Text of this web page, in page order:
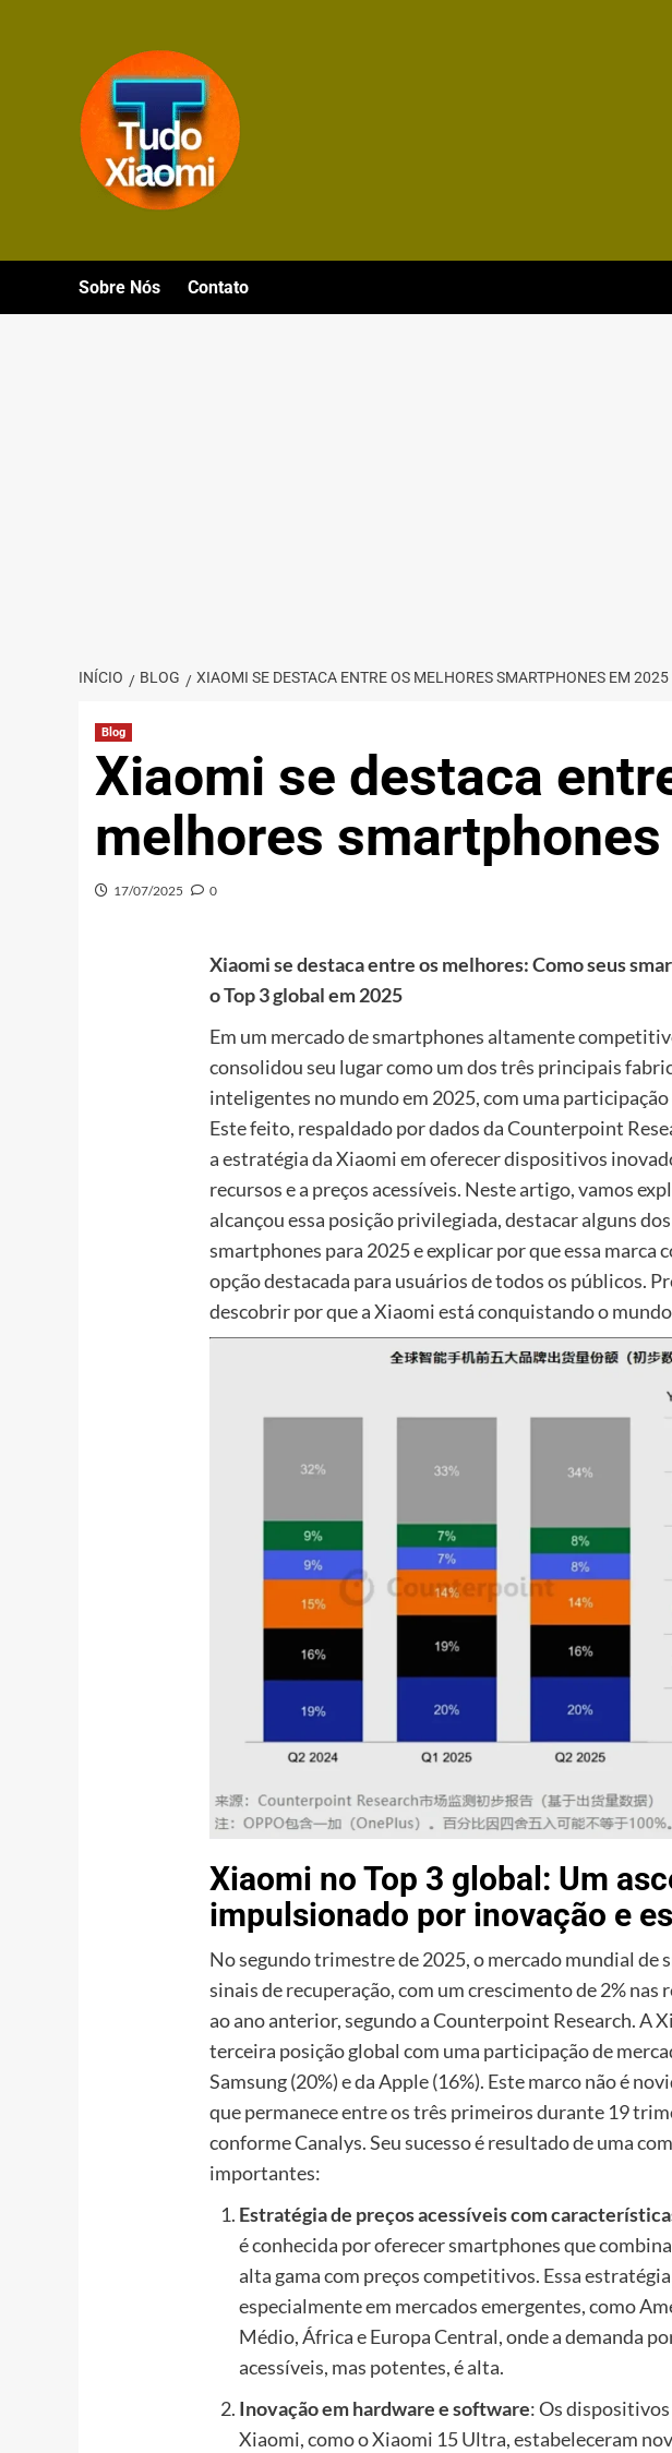
Sobre Nós Contato
INÍCIO BLOG XIAOMI SE DESTACA ENTRE OS MELHORES SMARTPHONES EM 2025
Blog
Xiaomi se destaca
melhores
17/07/2025 0
Xiaomi se destaca entre os melhores: Como seus
o Top 3 global em 2025
Em um mercado de smartphones altamente
consolidou seu lugar como um dos três principais
inteligentes no mundo em 2025, com uma participação
Este feito, respaldado por dados da Counterpoint
a estratégia da Xiaomi em oferecer dispositivos
recursos e a preços acessíveis. Neste artigo, vamos
alcançou essa posição privilegiada, destacar alguns
smartphones para 2025 e explicar por que essa marca
opção destacada para usuários de todos os públicos.
descobrir por que a Xiaomi está conquistando o
Xiaomi no Top 3 global: Um
impulsionado por inovação e
No segundo trimestre de 2025, o mercado mundial de
sinais de recuperação, com um crescimento de 2% nas
ao ano anterior, segundo a Counterpoint Research. A
terceira posição global com uma participação de
Samsung (20%) e da Apple (16%). Este marco não é
que permanece entre os três primeiros durante 19
conforme Canalys. Seu sucesso é resultado de uma
importantes:
Estratégia de preços acessíveis com
é conhecida por oferecer smartphones que
alta gama com preços competitivos. Essa
especialmente em mercados emergentes, como
Médio, África e Europa Central, onde a demanda
acessíveis, mas potentes, é alta.
Inovação em hardware e software: Os
Xiaomi, como o Xiaomi 15 Ultra, estabeleceram